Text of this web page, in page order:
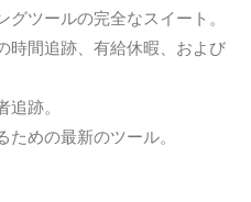
ツールの完全なスイート。
時間追跡、有給休暇、および
跡。
めの最新のツール。